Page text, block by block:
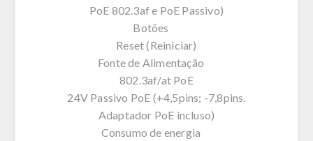
PoE 802.3af e PoE Passivo)
Botões
Reset (Reiniciar)
Fonte de Alimentação
802.3af/at PoE
24V Passivo PoE (+4,5pins; -7,8pins.
Adaptador PoE incluso)
Consumo de energia